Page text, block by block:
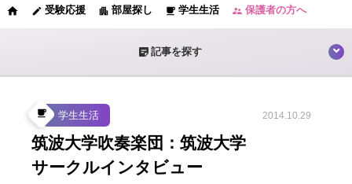
home edit 受験応援 apartment 部屋探し local_cafe 学生生活 supervisor_account 保護者の方へ
sticky_note_2 記事を探す
local_cafe 学生生活 2014.10.29
筑波大学吹奏楽団：筑波大学
サークルインタビュー